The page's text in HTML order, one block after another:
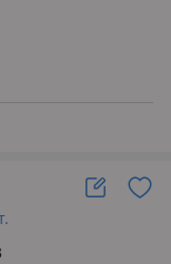
есть
депозит 30